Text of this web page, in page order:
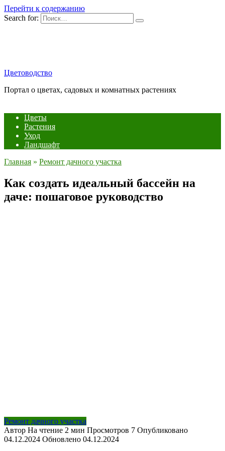
Перейти к содержанию
Search for:
Цветоводство
Портал о цветах, садовых и комнатных растениях
Цветы
Растения
Уход
Ландшафт
Главная » Ремонт дачного участка
Как создать идеальный бассейн на
даче: пошаговое руководство
Ремонт дачного участка
Автор На чтение 2 мин Просмотров 7 Опубликовано
04.12.2024 Обновлено 04.12.2024